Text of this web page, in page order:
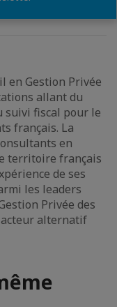
en Gestion Privée
allant du
suivi fiscal pour le
français. La
en
territoire français
de ses
les leaders
Privée des
acteur alternatif